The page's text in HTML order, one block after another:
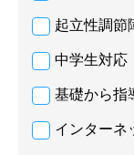
起立性調節
中学生対応
基礎から指
インターネ